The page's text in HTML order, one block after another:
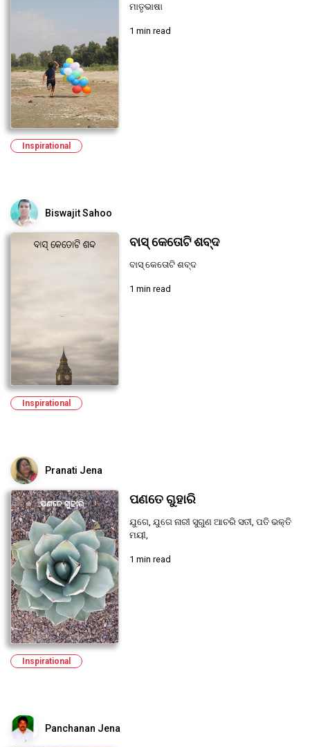
ମାତୃଭାଷା
1 min read
Inspirational
Biswajit Sahoo
ବାସ୍ କେତୋଟି ଶବ୍ଦ
ବାସ୍ କେତୋଟି ଶବ୍ଦ
1 min read
Inspirational
Pranati Jena
ପଣତେ ଗୁହାରି
ଯୁଗେ, ଯୁଗେ ନାରୀ ସୁଗୁଣ ଆଚରି ସତୀ, ପତି ଭକ୍ତି
ମୟୀ,
1 min read
Inspirational
Panchanan Jena